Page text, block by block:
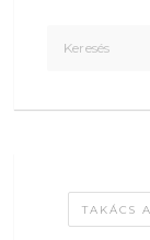
TAKÁCS